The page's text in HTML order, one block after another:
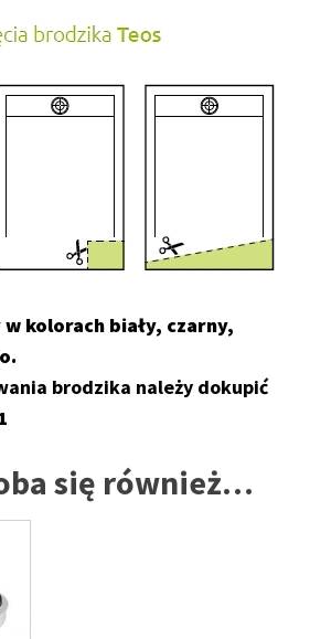
kolorach biały, czarny,
brodzika należy dokupić
się również…